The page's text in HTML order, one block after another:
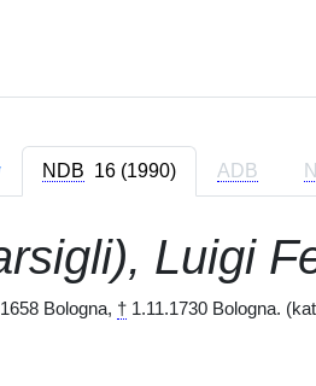
NDB 16 (1990) ADB
Luigi
Bologna, †1.11.1730 Bologna.